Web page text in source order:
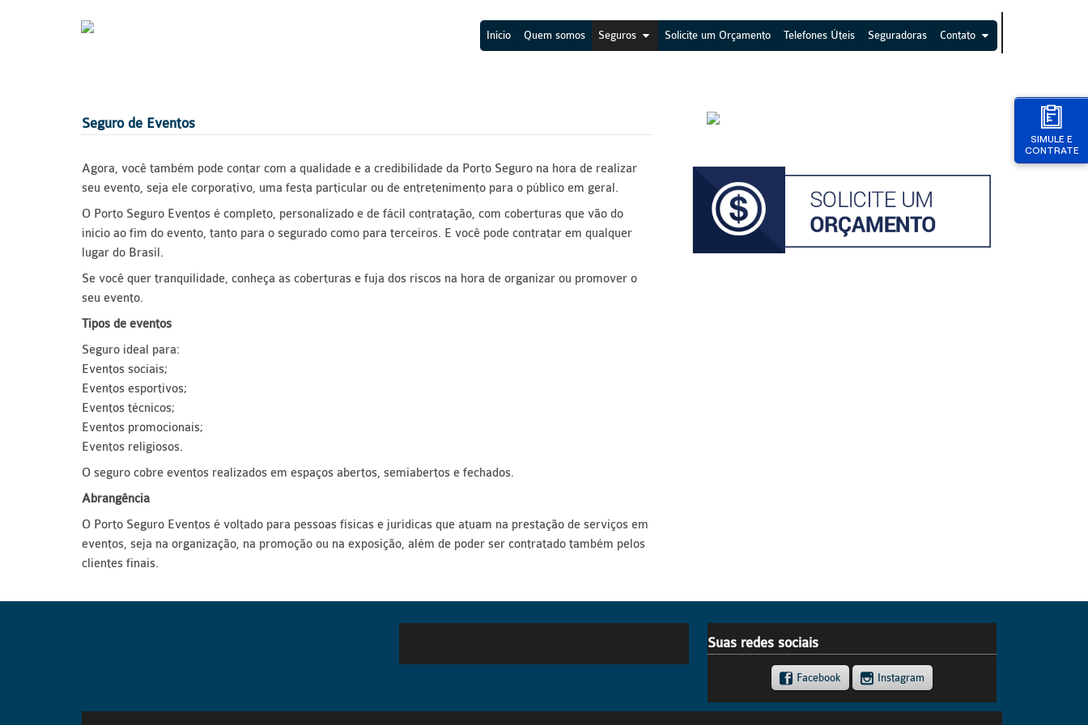
SIMULE E
CONTRATE
Início Quem somos Seguros Solicite um Orçamento Telefones Úteis Seguradoras Contato
Seguro de Eventos
Agora, você também pode contar com a qualidade e a credibilidade da Porto Seguro na hora de realizar
seu evento, seja ele corporativo, uma festa particular ou de entretenimento para o público em geral.
O Porto Seguro Eventos é completo, personalizado e de fácil contratação, com coberturas que vão do
início ao fim do evento, tanto para o segurado como para terceiros. E você pode contratar em qualquer
lugar do Brasil.
Se você quer tranquilidade, conheça as coberturas e fuja dos riscos na hora de organizar ou promover o
seu evento.
Tipos de eventos
Seguro ideal para:
Eventos sociais;
Eventos esportivos;
Eventos técnicos;
Eventos promocionais;
Eventos religiosos.
O seguro cobre eventos realizados em espaços abertos, semiabertos e fechados.
Abrangência
O Porto Seguro Eventos é voltado para pessoas físicas e jurídicas que atuam na prestação de serviços em
eventos, seja na organização, na promoção ou na exposição, além de poder ser contratado também pelos
clientes finais.
Suas redes sociais
Facebook Instagram